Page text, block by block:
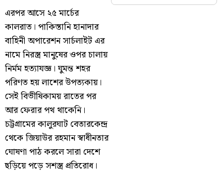
এরপর আসে ২৫ মার্চের
কালরাত। পাকিস্তানি হানাদার
বাহিনী অপারেশন সার্চলাইট এর
নামে নিরস্ত্র মানুষের ওপর চালায়
নির্মম হত্যাযজ্ঞ। ঘুমন্ত শহর
পরিণত হয় লাশের উপত্যকায়।
সেই বিভীষিকাময় রাতের পর
আর ফেরার পথ থাকেনি।
চট্টগ্রামের কালুরঘাট বেতারকেন্দ্র
থেকে জিয়াউর রহমান স্বাধীনতার
ঘোষণা পাঠ করলে সারা দেশে
ছড়িয়ে পড়ে সশস্ত্র প্রতিরোধ।